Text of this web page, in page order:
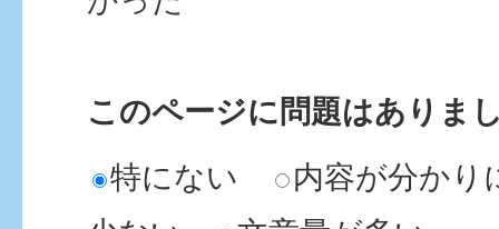
このページに問題はありま
特にない
内容が分かり